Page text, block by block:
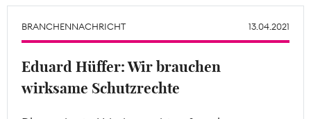
Mitgliederbereich
BRANCHENNACHRICHT 13.04.2021
Eduard Hüffer: Wir brauchen
wirksame Schutzrechte